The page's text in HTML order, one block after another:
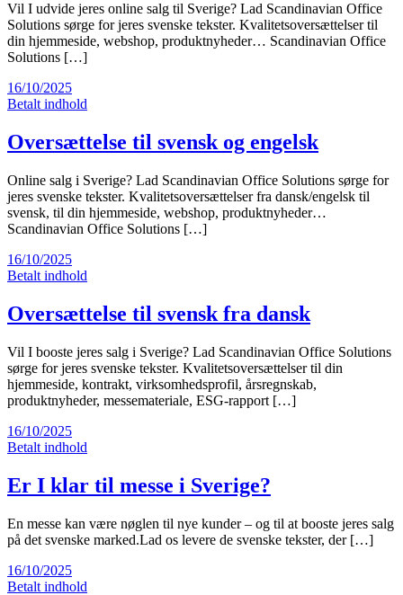
Vil I udvide jeres online salg til Sverige? Lad Scandinavian Office
Solutions sørge for jeres svenske tekster. Kvalitetsoversættelser til
din hjemmeside, webshop, produktnyheder… Scandinavian Office
Solutions […]
16/10/2025
Betalt indhold
Oversættelse til svensk og engelsk
Online salg i Sverige? Lad Scandinavian Office Solutions sørge for
jeres svenske tekster. Kvalitetsoversættelser fra dansk/engelsk til
svensk, til din hjemmeside, webshop, produktnyheder…
Scandinavian Office Solutions […]
16/10/2025
Betalt indhold
Oversættelse til svensk fra dansk
Vil I booste jeres salg i Sverige? Lad Scandinavian Office Solutions
sørge for jeres svenske tekster. Kvalitetsoversættelser til din
hjemmeside, kontrakt, virksomhedsprofil, årsregnskab,
produktnyheder, messemateriale, ESG-rapport […]
16/10/2025
Betalt indhold
Er I klar til messe i Sverige?
En messe kan være nøglen til nye kunder – og til at booste jeres salg
på det svenske marked.Lad os levere de svenske tekster, der […]
16/10/2025
Betalt indhold